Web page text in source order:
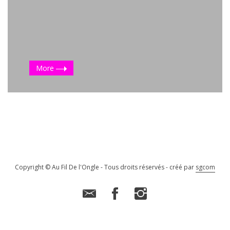
More
Copyright © Au Fil De l'Ongle - Tous droits réservés - créé par sgcom